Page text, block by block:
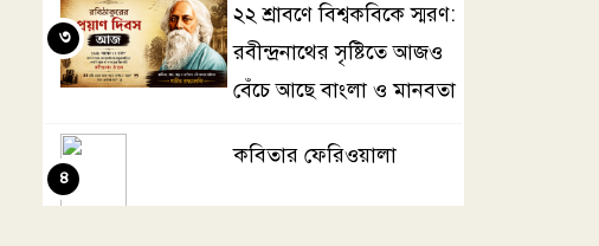
২২ শ্রাবণে বিশ্বকবিকে স্মরণ:
রবীন্দ্রনাথের সৃষ্টিতে আজও
বেঁচে আছে বাংলা ও মানবতা
৩
কবিতার ফেরিওয়ালা
৪